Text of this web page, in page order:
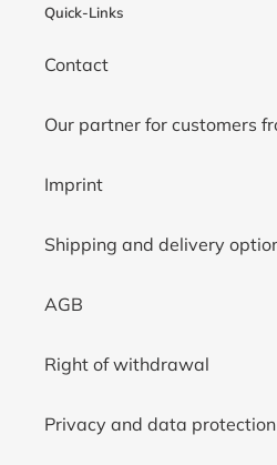
Quick-Links
Contact
Our partner for customers
Imprint
Shipping and delivery
AGB
Right of withdrawal
Privacy and data protection